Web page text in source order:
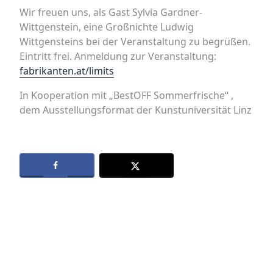
Wir freuen uns, als Gast Sylvia Gardner-
Wittgenstein, eine Großnichte Ludwig
Wittgensteins bei der Veranstaltung zu begrüßen.
Eintritt frei. Anmeldung zur Veranstaltung:
fabrikanten.at/limits
In Kooperation mit „BestOFF Sommerfrische“ ,
dem Ausstellungsformat der Kunstuniversität Linz